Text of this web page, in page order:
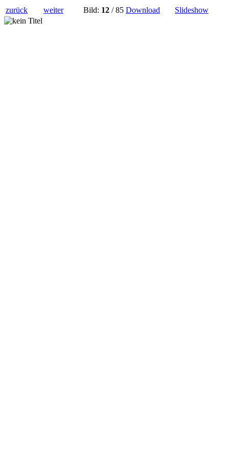
zurück weiter Bild: 12 / 85 Download Slideshow